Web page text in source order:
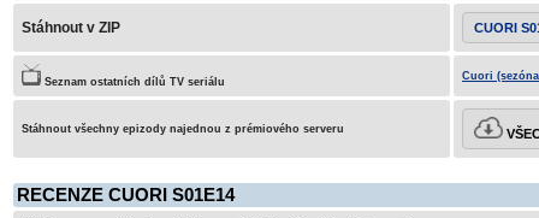
Stáhnout v ZIP CUORI
Seznam ostatních dílů TV seriálu Cuori
Stáhnout všechny epizody najednou z prémiového serveru
RECENZE CUORI S01E14